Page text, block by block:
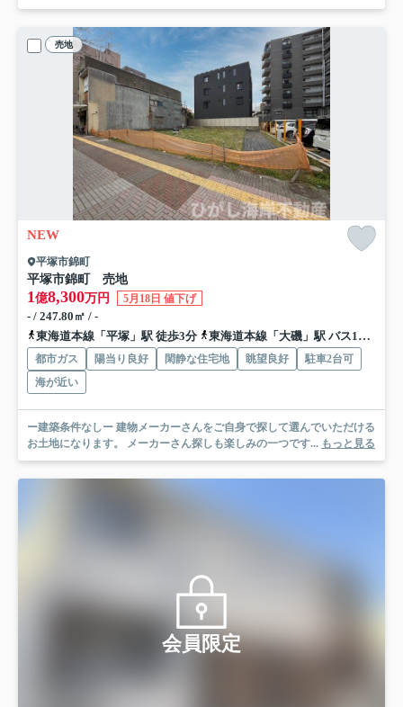
売地
NEW
平塚市錦町
平塚市錦町 売地
1億8,300万円 5月18日 値下げ
- / 247.80㎡ / -
東海道本線「平塚」駅 徒歩3分
東海道本線「大磯」駅 バス14分 神奈川中央交通「平塚文化芸術ホール前」 停歩2分
都市ガス 陽当り良好 閑静な住宅地 眺望良好
駐車2台可
海が近い
ー建築条件なしー 建物メーカーさんをご自身で探して選んでいただける
お土地になります。 メーカーさん探しも楽しみの一つです... もっと見る
会員限定